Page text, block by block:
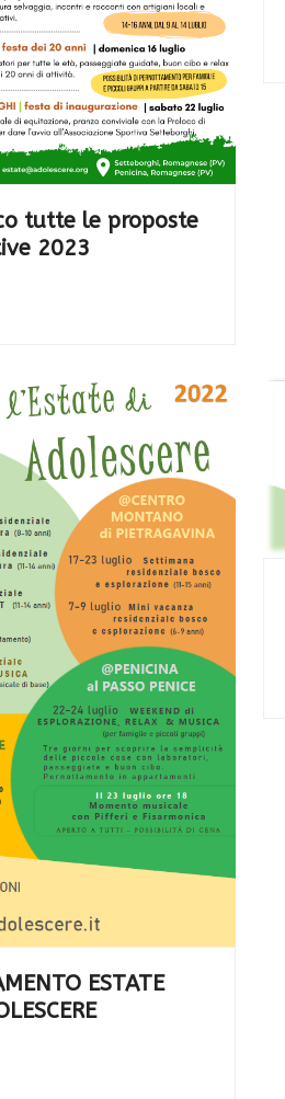
tutte le proposte
2023
ESTATE